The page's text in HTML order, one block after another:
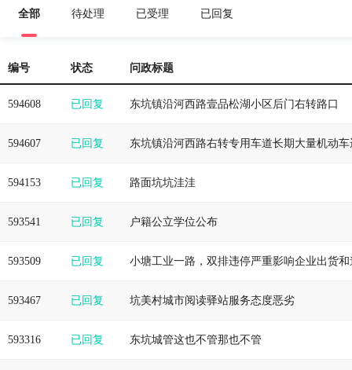
全部 待处理 已受理 已回复
编号 状态 问政标题
594608 已回复 东坑镇沿河西路壹品松湖小区后门右转路口
594607 已回复
594153 已回复 路面坑坑洼洼
593541 已回复 户籍公立学位公布
593509 已回复 小塘工业一路，双排违停严重影响企业出货
593467 已回复 坑美村城市阅读驿站服务态度恶劣
593316 已回复 东坑城管这也不管那也不管